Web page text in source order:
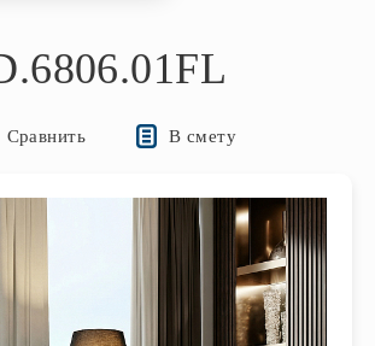
Сравнить В смету